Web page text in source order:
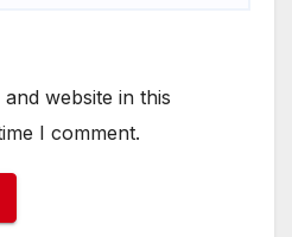
website in this
I comment.